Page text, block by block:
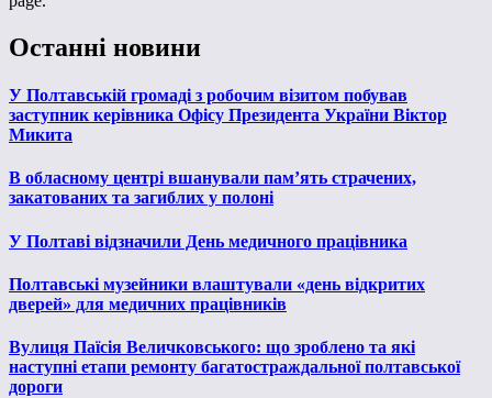
Останні новини
У Полтавській громаді з робочим візитом побував
заступник керівника Офісу Президента України Віктор
Микита
В обласному центрі вшанували пам’ять страчених,
закатованих та загиблих у полоні
У Полтаві відзначили День медичного працівника
Полтавські музейники влаштували «день відкритих
дверей» для медичних працівників
Вулиця Паїсія Величковського: що зроблено та які
наступні етапи ремонту багатостраждальної полтавської
дороги